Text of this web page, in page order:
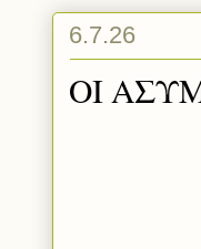
6.7.26
ΟΙ